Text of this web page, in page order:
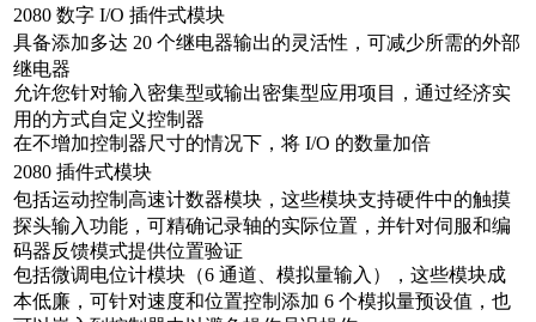
2080 数字 I/O 插件式模块
具备添加多达 20 个继电器输出的灵活性，可减少所需的外部
继电器
允许您针对输入密集型或输出密集型应用项目，通过经济实
用的方式自定义控制器
在不增加控制器尺寸的情况下，将 I/O 的数量加倍
2080 插件式模块
包括运动控制高速计数器模块，这些模块支持硬件中的触摸
探头输入功能，可精确记录轴的实际位置，并针对伺服和编
码器反馈模式提供位置验证
包括微调电位计模块（6 通道、模拟量输入），这些模块成
本低廉，可针对速度和位置控制添加 6 个模拟量预设值，也